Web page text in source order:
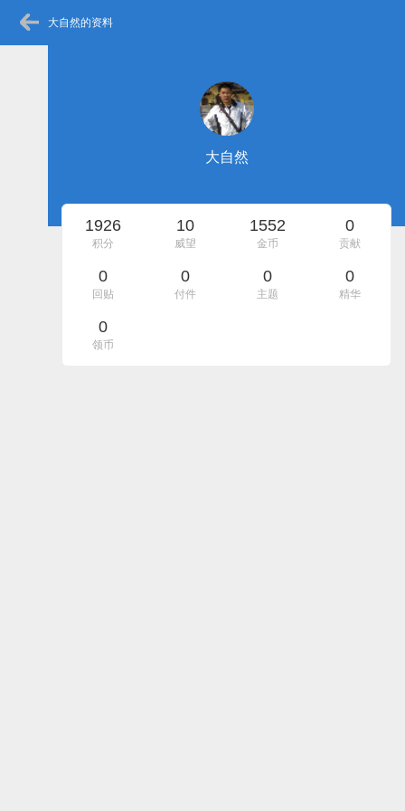
大自然的资料
大自然
1926
积分
10
威望
1552
金币
0
贡献
0
回贴
0
付件
0
主题
0
精华
0
领币